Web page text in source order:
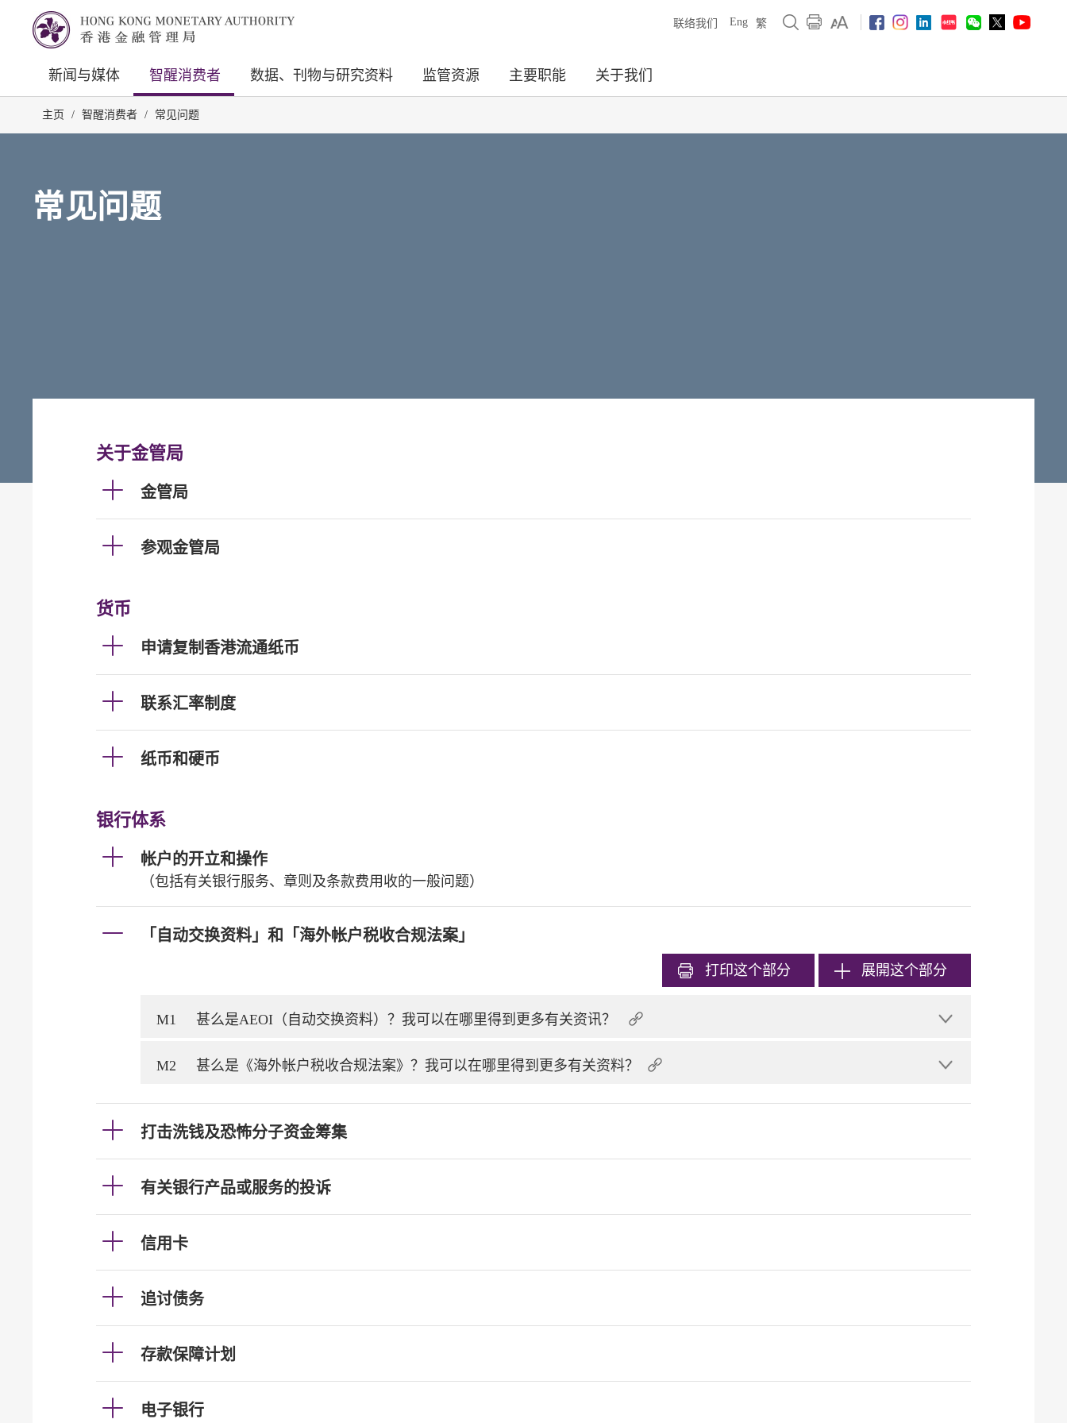
联络我们 Eng 繁
新闻与媒体 智醒消费者 数据、刊物与研究资料 监管资源 主要职能 关于我们
主页 / 智醒消费者 / 常见问题
常见问题
关于金管局
金管局
参观金管局
货币
申请复制香港流通纸币
联系汇率制度
纸币和硬币
银行体系
帐户的开立和操作
（包括有关银行服务、章则及条款费用收的一般问题）
「自动交换资料」和「海外帐户税收合规法案」
打印这个部分 展開这个部分
M1 甚么是AEOI（自动交换资料）？我可以在哪里得到更多有关资讯？
M2 甚么是《海外帐户税收合规法案》？我可以在哪里得到更多有关资料？
打击洗钱及恐怖分子资金筹集
有关银行产品或服务的投诉
信用卡
追讨债务
存款保障计划
电子银行